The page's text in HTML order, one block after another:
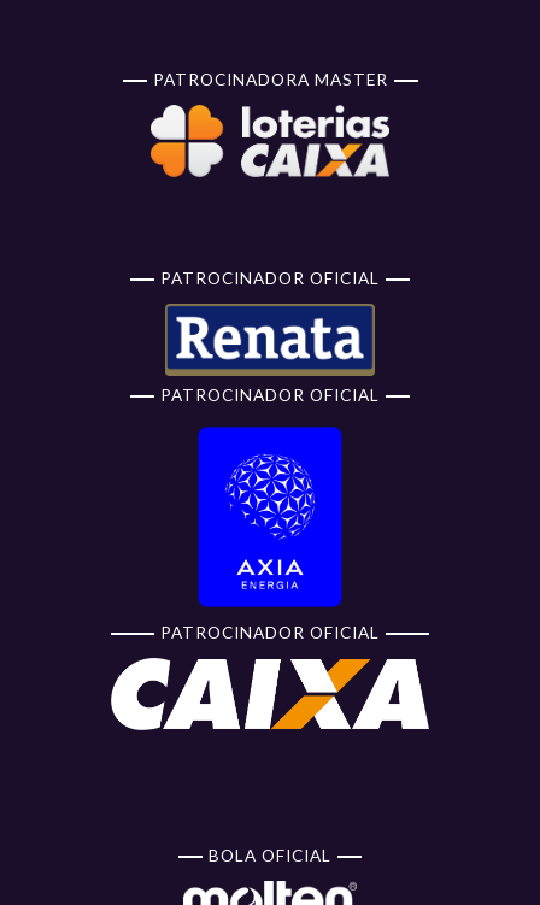
PATROCINADORA MASTER
PATROCINADOR OFICIAL
PATROCINADOR OFICIAL
PATROCINADOR OFICIAL
BOLA OFICIAL